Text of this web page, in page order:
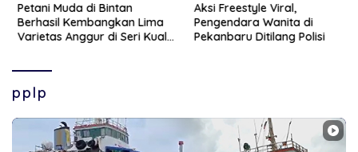
Petani Muda di Bintan
Berhasil Kembangkan Lima
Varietas Anggur di Seri Kuala
Aksi Freestyle Viral,
Pengendara Wanita di
Pekanbaru Ditilang Polisi
pplp